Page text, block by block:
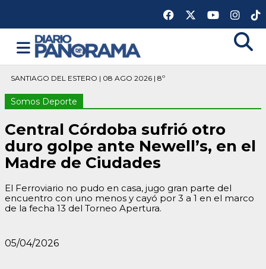
SANTIAGO DEL ESTERO | 08 AGO 2026 | 8º
Somos Deporte
Central Córdoba sufrió otro
duro golpe ante Newell’s, en el
Madre de Ciudades
El Ferroviario no pudo en casa, jugo gran parte del
encuentro con uno menos y cayó por 3 a 1 en el marco
de la fecha 13 del Torneo Apertura.
05/04/2026